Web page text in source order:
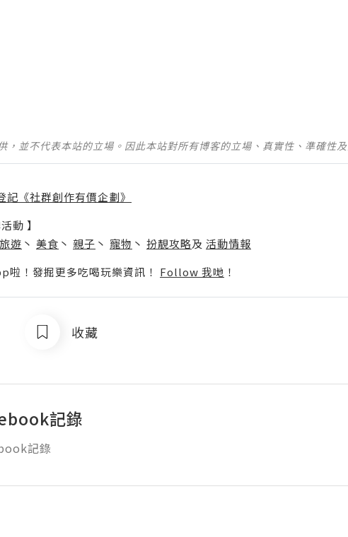
，並不代表本站的立場。因此本站對所有博客的立場、真實性、準確性
記《社群創作有價企劃》
動 】
旅遊 丶 美食 丶 親子 丶 寵物 丶 扮靚攻略及 活動情報
！發掘更多吃喝玩樂資訊！ Follow 我哋 ！
收藏
記錄
記錄